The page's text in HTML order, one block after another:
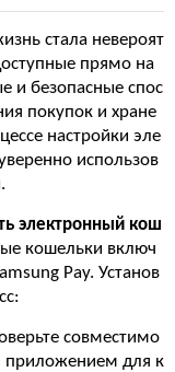
стала невероят
прямо на
и безопасные спос
покупок и хране
настройки эле
использов
электронный кош
кошельки включ
Pay. Установ
совместимо
приложением для к